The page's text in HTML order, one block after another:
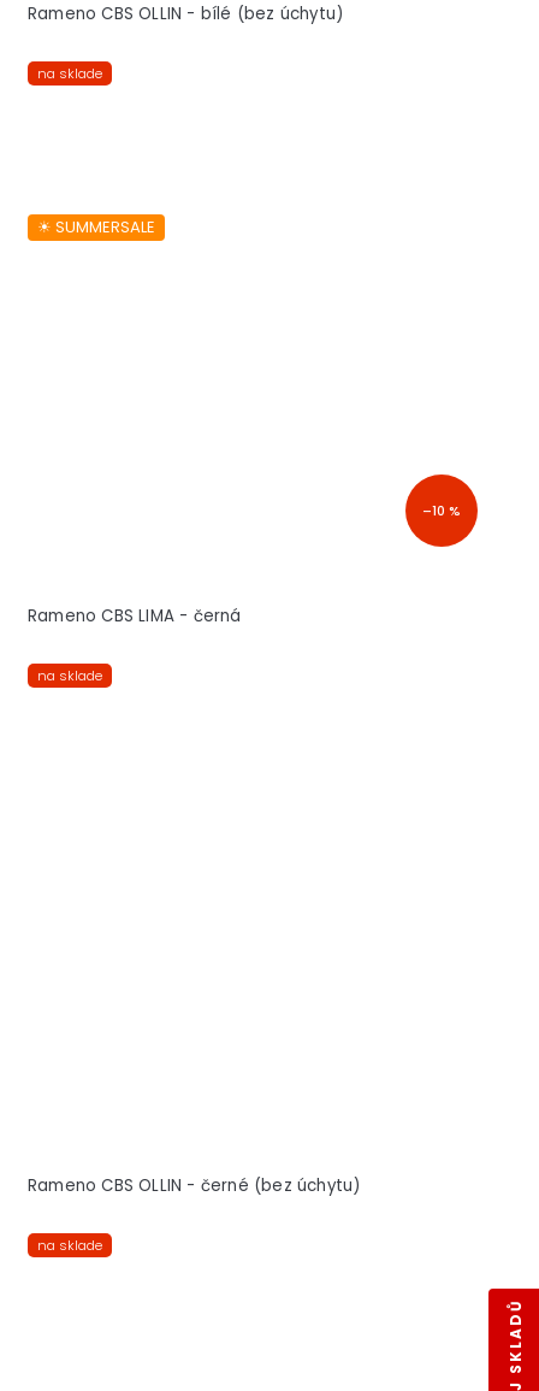
Rameno CBS OLLIN - bílé (bez úchytu)
na sklade
☀︎ SUMMERSALE
–10 %
Rameno CBS LIMA - černá
na sklade
Rameno CBS OLLIN - černé (bez úchytu)
na sklade